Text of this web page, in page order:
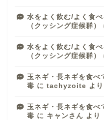
水をよく飲む/よく食
（クッシング症候群）
水をよく飲む/よく食
（クッシング症候群）
玉ネギ・長ネギを食
毒 に tachyzoite より
玉ネギ・長ネギを食
毒 に キャンさん より